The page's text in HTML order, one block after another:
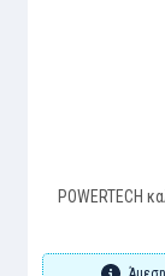
POWERTECH